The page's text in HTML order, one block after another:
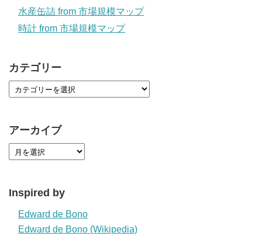
水産缶詰 from 市場規模マップ
時計 from 市場規模マップ
カテゴリー
アーカイブ
Inspired by
Edward de Bono
Edward de Bono (Wikipedia)